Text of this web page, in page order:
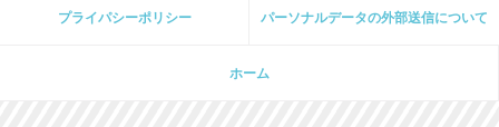
プライパシーポリシー パーソナルデータの外部送信について
ホーム